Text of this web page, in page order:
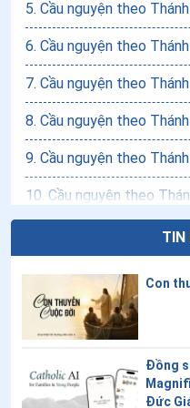
5. Cầu nguyện theo
6. Cầu nguyện theo
7. Cầu nguyện theo
8. Cầu nguyện theo
9. Cầu nguyện theo
10 Cầu nguyện theo
Cầu nguyện theo
13.Cầu nguyện theo
14.Cầu nguyện theo
15.Cầu nguyện theo
TIN
Con
Đồng
Đức